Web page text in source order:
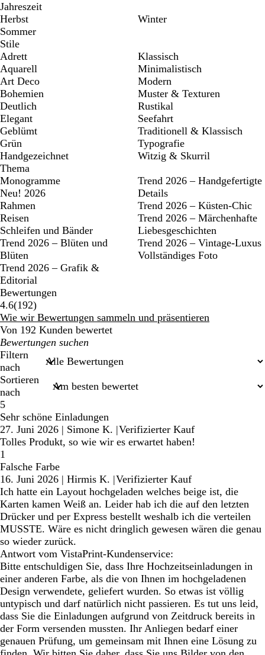
Jahreszeit
Herbst
Sommer
Winter
Stile
Adrett
Aquarell
Art Deco
Bohemien
Deutlich
Elegant
Geblümt
Grün
Handgezeichnet
Klassisch
Minimalistisch
Modern
Muster & Texturen
Rustikal
Seefahrt
Traditionell & Klassisch
Typografie
Witzig & Skurril
Thema
Monogramme
Neu! 2026
Rahmen
Reisen
Schleifen und Bänder
Trend 2026 – Blüten und
Blüten
Trend 2026 – Grafik &
Editorial
Trend 2026 – Handgefertigte
Details
Trend 2026 – Küsten-Chic
Trend 2026 – Märchenhafte
Liebesgeschichten
Trend 2026 – Vintage-Luxus
Vollständiges Foto
Bewertungen
4.6(192192
Bewertungen
)
Wie wir Bewertungen sammeln und präsentieren
Von 192 Kunden bewertet
Meine
Sucheingaben
Filtern
nach
Sortieren
nach
5
Sehr schöne Einladungen
27. Juni 2026 | Simone K. |Verifizierter Kauf
Tolles Produkt, so wie wir es erwartet haben!
1
Falsche Farbe
16. Juni 2026 | Hirmis K. |Verifizierter Kauf
Ich hatte ein Layout hochgeladen welches beige ist, die
Karten kamen Weiß an. Leider hab ich die auf den letzten
Drücker und per Express bestellt weshalb ich die verteilen
MUSSTE. Wäre es nicht dringlich gewesen wären die genau
so wieder zurück.
Antwort vom VistaPrint-Kundenservice:
Bitte entschuldigen Sie, dass Ihre Hochzeitseinladungen in
einer anderen Farbe, als die von Ihnen im hochgeladenen
Design verwendete, geliefert wurden. So etwas ist völlig
untypisch und darf natürlich nicht passieren. Es tut uns leid,
dass Sie die Einladungen aufgrund von Zeitdruck bereits in
der Form versenden mussten. Ihr Anliegen bedarf einer
genauen Prüfung, um gemeinsam mit Ihnen eine Lösung zu